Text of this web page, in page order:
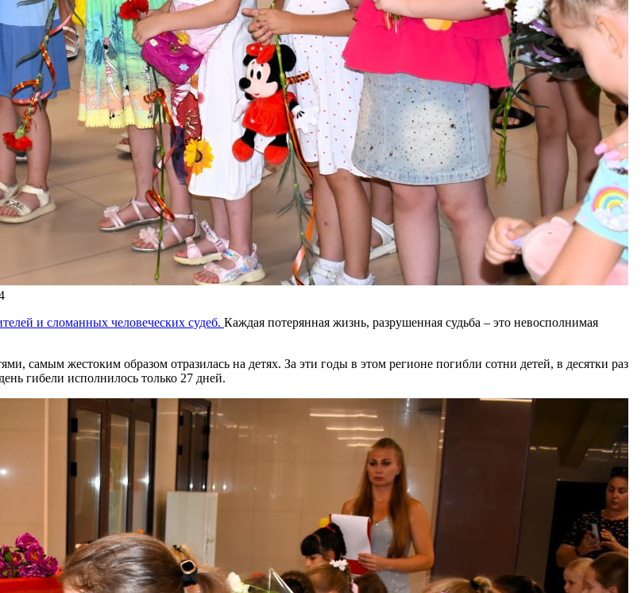
и сломанных человеческих судеб. Каждая потерянная жизнь, разрушенная судьба – это невосполнимая
самым жестоким образом отразилась на детях. За эти годы в этом регионе погибли сотни детей, в десятки раз
гибели исполнилось только 27 дней.